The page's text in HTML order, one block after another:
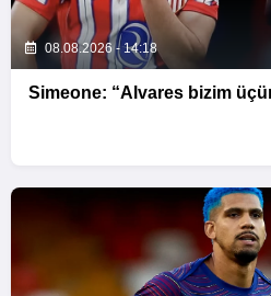
08.08.2026 - 14:18
Simeone: “Alvares bizim